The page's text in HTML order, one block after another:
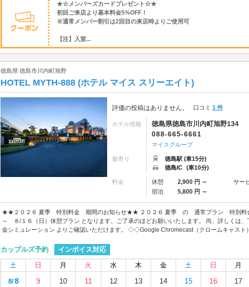
★☆メンバーズカードプレゼント☆★
初回ご来店より基本料金5%OFF！
※通常メンバー割引は2回目の来店時よりご使用可
【注】入室...
徳島県 徳島市川内町旭野
HOTEL MYTH-888 (ホテル マイス スリーエイト)
評価の投稿はありません。 口コミ 1 件
ホテル情報
徳島県徳島市川内町旭野134
088-665-6661
マイスグループ
最寄り
徳島駅 (車15分)
徳島IC (車10分)
料金 休憩 2,900 円 ～ サー
宿泊
5,800 円 ～
★★２０２６ 夏季 特別料金 期間のお知らせ★★ ２０２６ 夏季 の 通常プラン 特別料
～ ８/１６（日）休憩プラン となります。ご了承のほどお願いいたします。 尚、詳しくは
金シミュレーション よりご確認いただけます。 ◇◇Google Chromecast（クロームキャス
カップルズ予約
インボイス対応
土
日 月 火 水 木 金 土 日 月
8/8
9 10 11
12
13
14
15 16 17